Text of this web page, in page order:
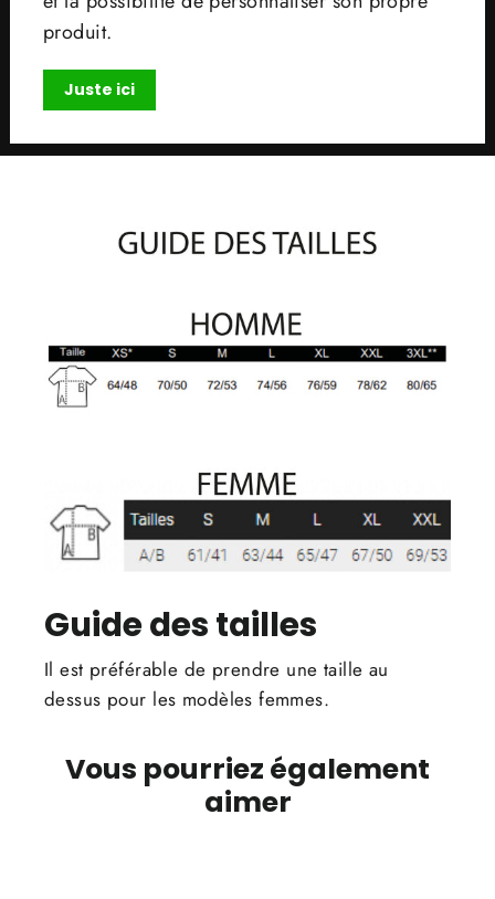
produit.
Juste ici
Guide des tailles
Il est préférable de prendre une taille au
dessus pour les modèles femmes.
Vous pourriez également
aimer